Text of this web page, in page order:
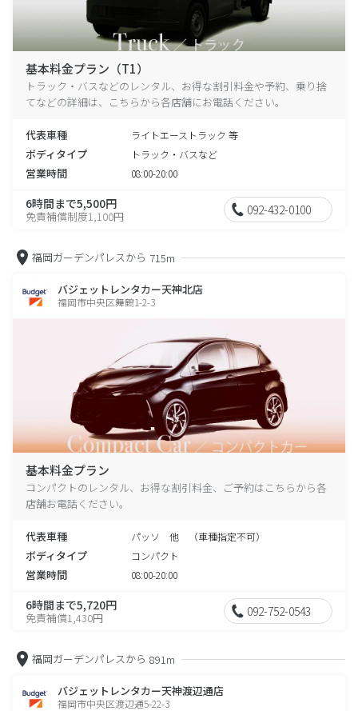
基本料金プラン（T1）
トラック・バスなどのレンタル、お得な割引料金や予約、乗り捨
てなどの詳細は、こちらから各店舗にお電話ください。
代表車種 ライトエーストラック 等
ボディタイプ トラック・バスなど
営業時間 08:00-20:00
6時間まで5,500円
免責補償制度1,100円 092-432-0100
福岡ガーデンパレスから 715m
バジェットレンタカー天神北店
福岡市中央区舞鶴1-2-3
基本料金プラン
コンパクトのレンタル、お得な割引料金、ご予約はこちらから各
店舗お電話ください。
代表車種 パッソ 他 （車種指定不可）
ボディタイプ コンパクト
営業時間 08:00-20:00
6時間まで5,720円
免責補償1,430円 092-752-0543
福岡ガーデンパレスから 891m
バジェットレンタカー天神渡辺通店
福岡市中央区渡辺通5-22-3